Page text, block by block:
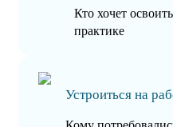
Кто хочет
практике
Устроиться на